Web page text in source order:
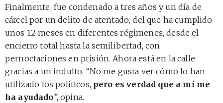
Finalmente, fue condenado a tres años y un día de
cárcel por un delito de atentado, del que ha cumplido
unos 12 meses en diferentes régimenes, desde el
encierro total hasta la semilibertad, con
pernoctaciones en prisión. Ahora está en la calle
gracias a un indulto. “No me gusta ver cómo lo han
utilizado los políticos, pero es verdad que a mí me
ha ayudado”, opina.